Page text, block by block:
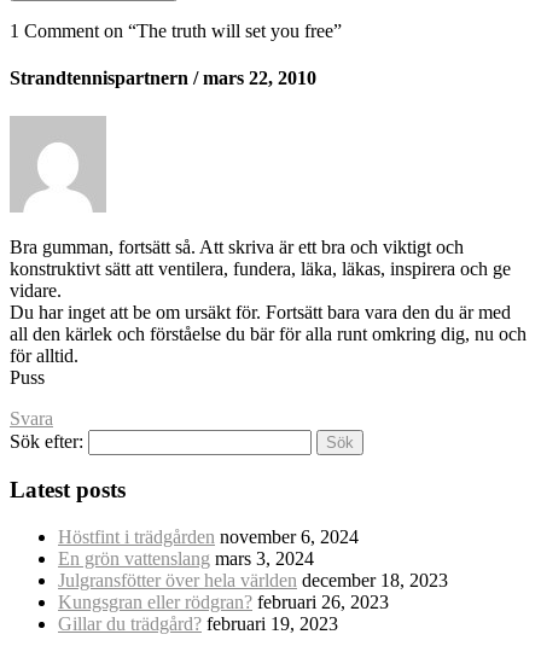
1 Comment on “The truth will set you free”
Strandtennispartnern / mars 22, 2010
Bra gumman, fortsätt så. Att skriva är ett bra och viktigt och
konstruktivt sätt att ventilera, fundera, läka, läkas, inspirera och ge
vidare.
Du har inget att be om ursäkt för. Fortsätt bara vara den du är med
all den kärlek och förståelse du bär för alla runt omkring dig, nu och
för alltid.
Puss
Svara
Sök efter:
Latest posts
Höstfint i trädgården november 6, 2024
En grön vattenslang mars 3, 2024
Julgransfötter över hela världen december 18, 2023
Kungsgran eller rödgran? februari 26, 2023
Gillar du trädgård? februari 19, 2023